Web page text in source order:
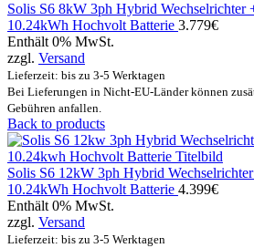
Solis S6 8kW 3ph Hybrid Wechselrichter
10.24kWh Hochvolt Batterie 3.779€
Enthält 0% MwSt.
zzgl. Versand
Lieferzeit: bis zu 3-5 Werktagen
Bei Lieferungen in Nicht-EU-Länder können
Gebühren anfallen.
Back to products
Solis S6 12kW 3ph Hybrid
10.24kWh Hochvolt Batterie 4.399€
Enthält 0% MwSt.
zzgl. Versand
Lieferzeit: bis zu 3-5 Werktagen